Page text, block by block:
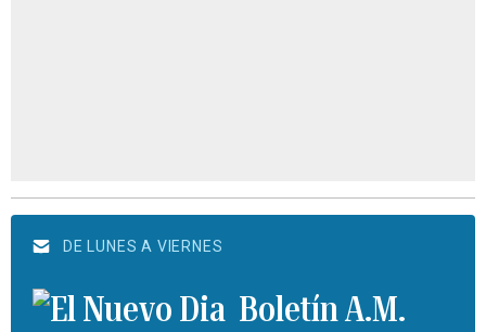
DE LUNES A VIERNES
Boletín A.M.